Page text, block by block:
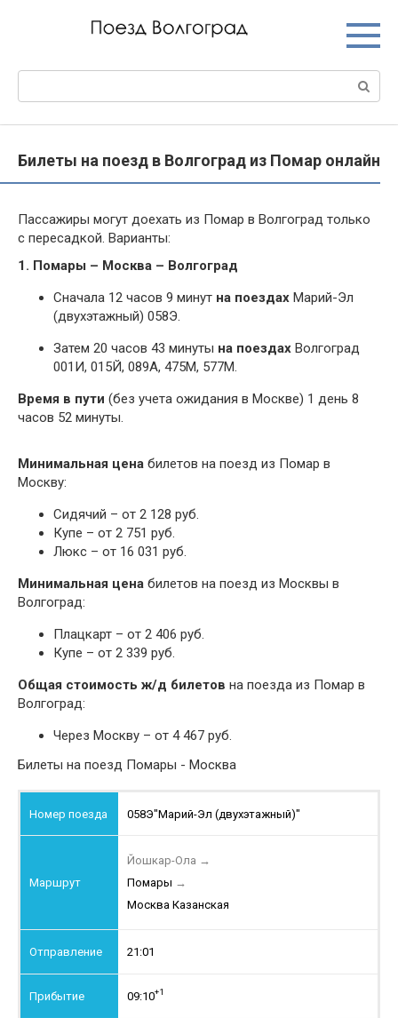
Билеты на поезд в Волгоград из Помар онлайн
Пассажиры могут доехать из Помар в Волгоград только
с пересадкой. Варианты:
1. Помары – Москва – Волгоград
Сначала 12 часов 9 минут на поездах Марий-Эл
(двухэтажный) 058Э.
Затем 20 часов 43 минуты на поездах Волгоград
001И, 015Й, 089А, 475М, 577М.
Время в пути (без учета ожидания в Москве) 1 день 8
часов 52 минуты.
Минимальная цена билетов на поезд из Помар в
Москву:
Сидячий – от 2 128 руб.
Купе – от 2 751 руб.
Люкс – от 16 031 руб.
Минимальная цена билетов на поезд из Москвы в
Волгоград:
Плацкарт – от 2 406 руб.
Купе – от 2 339 руб.
Общая стоимость ж/д билетов на поезда из Помар в
Волгоград:
Через Москву – от 4 467 руб.
Билеты на поезд Помары - Москва
058Э"Марий-Эл (двухэтажный)"
Йошкар-Ола →
Помары →
Москва Казанская
21:01
09:10+1